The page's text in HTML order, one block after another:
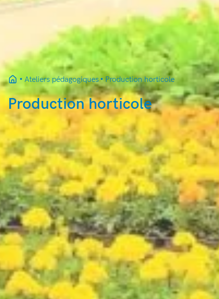
Production horticole
Ateliers pédagogiques Production horticole